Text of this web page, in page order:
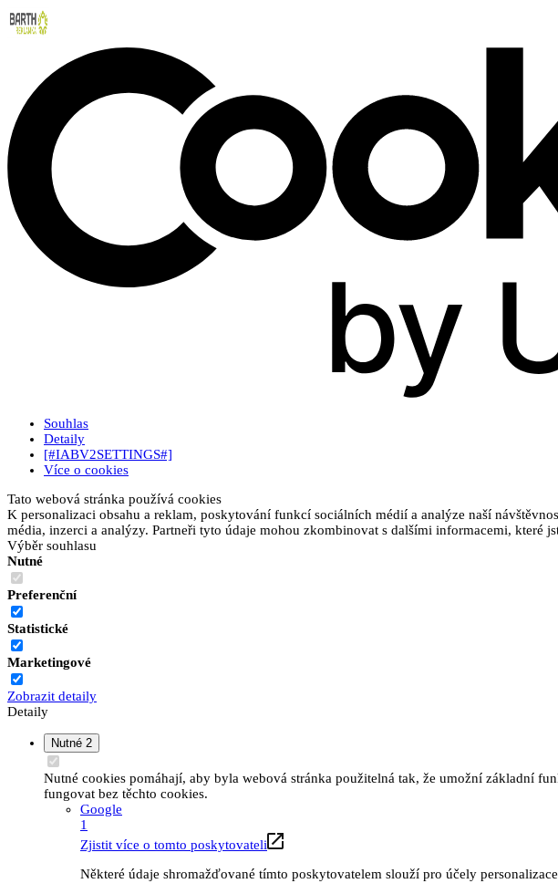
Souhlas
Detaily
[#IABV2SETTINGS#]
Více o cookies
Tato webová stránka používá cookies
K personalizaci obsahu a reklam, poskytování funkcí sociálních médií a analýze naší
média, inzerci a analýzy. Partneři tyto údaje mohou zkombinovat s dalšími informacemi,
Výběr souhlasu
Nutné
Preferenční
Statistické
Marketingové
Zobrazit detaily
Detaily
Nutné 2
Nutné cookies pomáhají, aby byla webová stránka použitelná tak, že umožní základní
fungovat bez těchto cookies.
Google
1
Zjistit více o tomto poskytovateli
Některé údaje shromažďované tímto poskytovatelem slouží pro účely